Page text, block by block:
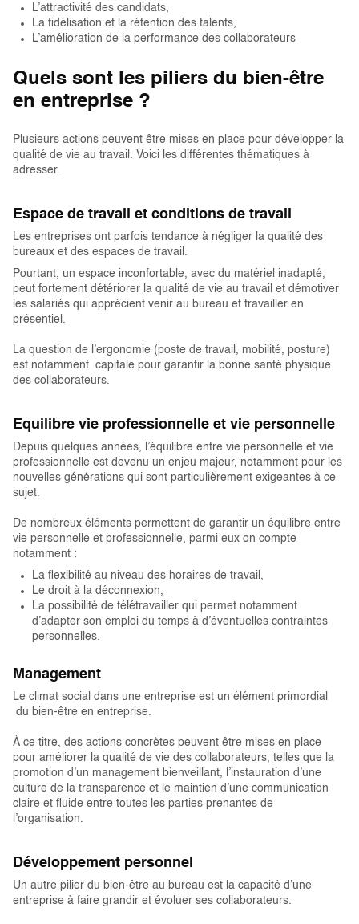
L’attractivité des candidats,
La fidélisation et la rétention des talents,
L’amélioration de la performance des collaborateurs
Quels sont les piliers du bien-être
en entreprise ?
Plusieurs actions peuvent être mises en place pour développer la
qualité de vie au travail. Voici les différentes thématiques à
adresser.
Espace de travail et conditions de travail
Les entreprises ont parfois tendance à négliger la qualité des
bureaux et des espaces de travail.
Pourtant, un espace inconfortable, avec du matériel inadapté,
peut fortement détériorer la qualité de vie au travail et démotiver
les salariés qui apprécient venir au bureau et travailler en
présentiel.
La question de l’ergonomie (poste de travail, mobilité, posture)
est notamment capitale pour garantir la bonne santé physique
des collaborateurs.
Equilibre vie professionnelle et vie personnelle
Depuis quelques années, l’équilibre entre vie personnelle et vie
professionnelle est devenu un enjeu majeur, notamment pour les
nouvelles générations qui sont particulièrement exigeantes à ce
sujet.
De nombreux éléments permettent de garantir un équilibre entre
vie personnelle et professionnelle, parmi eux on compte
notamment :
La flexibilité au niveau des horaires de travail,
Le droit à la déconnexion,
La possibilité de télétravailler qui permet notamment
d’adapter son emploi du temps à d’éventuelles contraintes
personnelles.
Management
Le climat social dans une entreprise est un élément primordial
du bien-être en entreprise.
À ce titre, des actions concrètes peuvent être mises en place
pour améliorer la qualité de vie des collaborateurs, telles que la
promotion d’un management bienveillant, l’instauration d’une
culture de la transparence et le maintien d’une communication
claire et fluide entre toutes les parties prenantes de
l’organisation.
Développement personnel
Un autre pilier du bien-être au bureau est la capacité d’une
entreprise à faire grandir et évoluer ses collaborateurs.